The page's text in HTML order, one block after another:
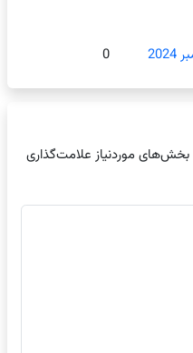
0
بخش‌های موردنیاز علامت‌گذاری